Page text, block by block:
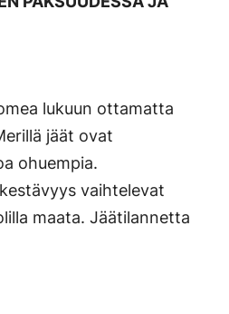
lukuun ottamatta
jäät ovat
ohuempia.
vaihtelevat
maata. Jäätilannetta